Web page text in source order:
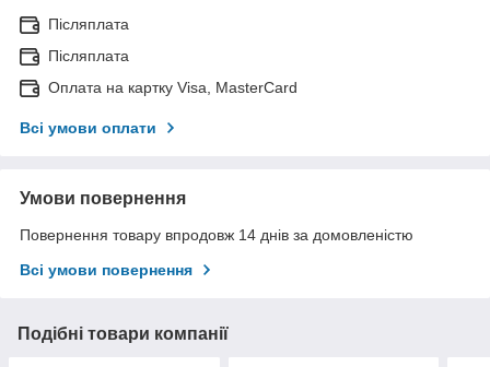
Післяплата
Післяплата
Оплата на картку Visa, MasterCard
Всі умови оплати
Умови повернення
Повернення товару впродовж 14 днів за домовленістю
Всі умови повернення
Подібні товари компанії